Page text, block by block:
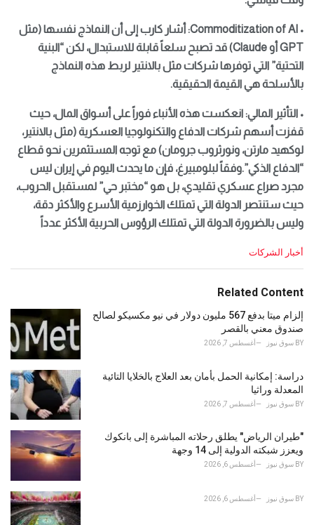
• Commoditization of AI: أشار كارب إلى أن النماذج نفسها (مثل
GPT أو Claude) قد تصبح سلعاً قابلة للاستبدال، لكن “البنية
التحتية” التي توفرها شركات مثل بالانتير لربط هذه النماذج
بالأسلحة هي القيمة الحقيقية.
• التأثير المالي: انعكست هذه الأنباء فوراً على أسواق المال، حيث
قفزت أسهم شركات الدفاع والتكنولوجيا العسكرية (مثل بالانتير،
لوكهيد مارتن، ونورثروب جرومان) مع توجه المستثمرين نحو قطاع
“الدفاع الذكي”.وفقاً لبلومبيرغ، فإن ما يحدث اليوم في إيران ليس
مجرد صراع عسكري تقليدي، بل هو “مختبر حي” لمستقبل الحروب،
حيث ستنتصر الدولة التي تمتلك الخوارزمية الأسرع والأكثر دقة،
وليس بالضرورة الدولة التي تمتلك الرؤوس الحربية الأكثر عدداً
C
e
o
r
i
:
أخبار الشركات
Related Content
إلزام ميتا بدفع 567 مليون دولار في نيو مكسيكو لصالح
صندوق معني بالقصر
BY سوق نيوز أغسطس 7, 2026
دراسة: إمكانية الحمل بأمان بعد العلاج بالخلايا التائية
المعدلة وراثيا
BY سوق نيوز أغسطس 7, 2026
"طيران الرياض" يطلق رحلاته المباشرة إلى بانكوك
ويعزز شبكته الدولية إلى 14 وجهة
BY سوق نيوز أغسطس 6, 2026
BY سوق نيوز أغسطس 6, 2026